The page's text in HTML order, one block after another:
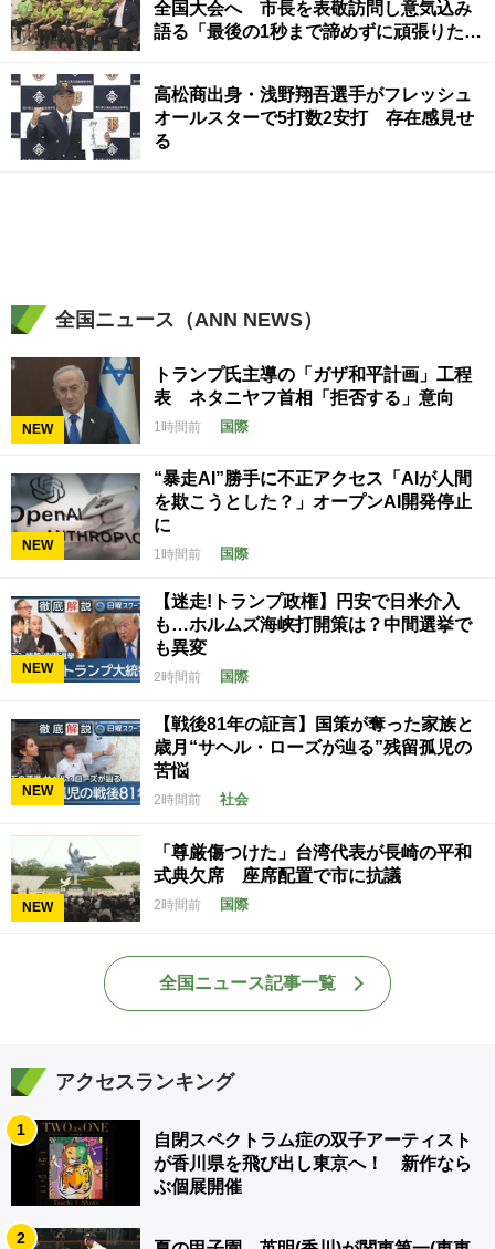
全国大会へ 市長を表敬訪問し意気込み
語る「最後の1秒まで諦めずに頑張りた
高松商出身・浅野翔吾選手がフレッシュ
オールスターで5打数2安打 存在感見せ
る
全国ニュース（ANN NEWS）
NEW
トランプ氏主導の「ガザ和平計画」工程
表 ネタニヤフ首相「拒否する」意向
1時間前 国際
NEW
“暴走AI”勝手に不正アクセス「AIが人間
を欺こうとした？」オープンAI開発停止
に
1時間前 国際
NEW
【迷走!トランプ政権】円安で日米介入
も…ホルムズ海峡打開策は？中間選挙で
も異変
2時間前 国際
NEW
【戦後81年の証言】国策が奪った家族と
歳月“サヘル・ローズが辿る”残留孤児の
苦悩
2時間前 社会
NEW
「尊厳傷つけた」台湾代表が長崎の平和
式典欠席 座席配置で市に抗議
2時間前 国際
全国ニュース記事一覧
アクセスランキング
1
自閉スペクトラム症の双子アーティスト
が香川県を飛び出し東京へ！ 新作なら
ぶ個展開催
2